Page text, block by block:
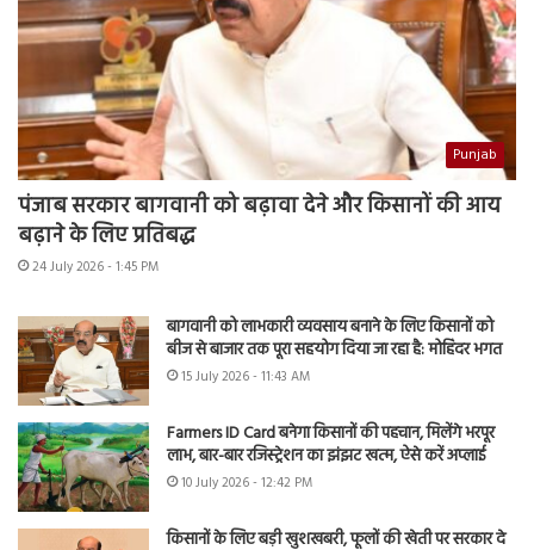
Punjab
पंजाब सरकार बागवानी को बढ़ावा देने और किसानों की आय
बढ़ाने के लिए प्रतिबद्ध
24 July 2026 - 1:45 PM
बागवानी को लाभकारी व्यवसाय बनाने के लिए किसानों को
बीज से बाजार तक पूरा सहयोग दिया जा रहा है: मोहिंदर भगत
15 July 2026 - 11:43 AM
Farmers ID Card बनेगा किसानों की पहचान, मिलेंगे भरपूर
लाभ, बार-बार रजिस्ट्रेशन का झंझट खत्म, ऐसे करें अप्लाई
10 July 2026 - 12:42 PM
किसानों के लिए बड़ी खुशखबरी, फूलों की खेती पर सरकार दे